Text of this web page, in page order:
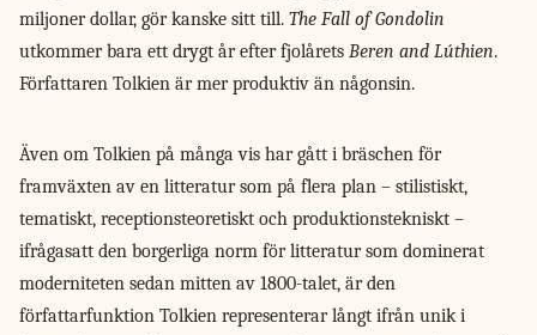
miljoner dollar, gör kanske sitt till. The Fall of Gondolin
utkommer bara ett drygt år efter fjolårets Beren and Lúthien.
Författaren Tolkien är mer produktiv än någonsin.
Även om Tolkien på många vis har gått i bräschen för
framväxten av en litteratur som på flera plan – stilistiskt,
tematiskt, receptionsteoretiskt och produktionstekniskt –
ifrågasatt den borgerliga norm för litteratur som dominerat
moderniteten sedan mitten av 1800-talet, är den
författarfunktion Tolkien representerar långt ifrån unik i